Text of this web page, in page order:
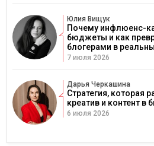
Юлия Вищук
Почему инфлюенс-
бюджеты и как
блогерами в
7 июля 2026
Дарья Черкашина
Стратегия, которая
креатив и контент в
6 июля 2026